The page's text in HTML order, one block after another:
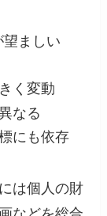
ましい
く変動
なる
にも依存
は個人の財